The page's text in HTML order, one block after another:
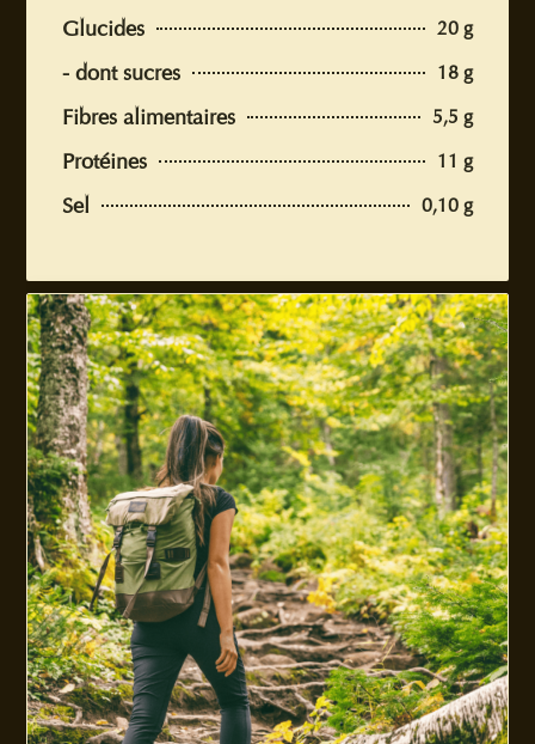
Glucides 20 g
- dont sucres 18 g
Fibres alimentaires 5,5 g
Protéines 11 g
Sel 0,10 g